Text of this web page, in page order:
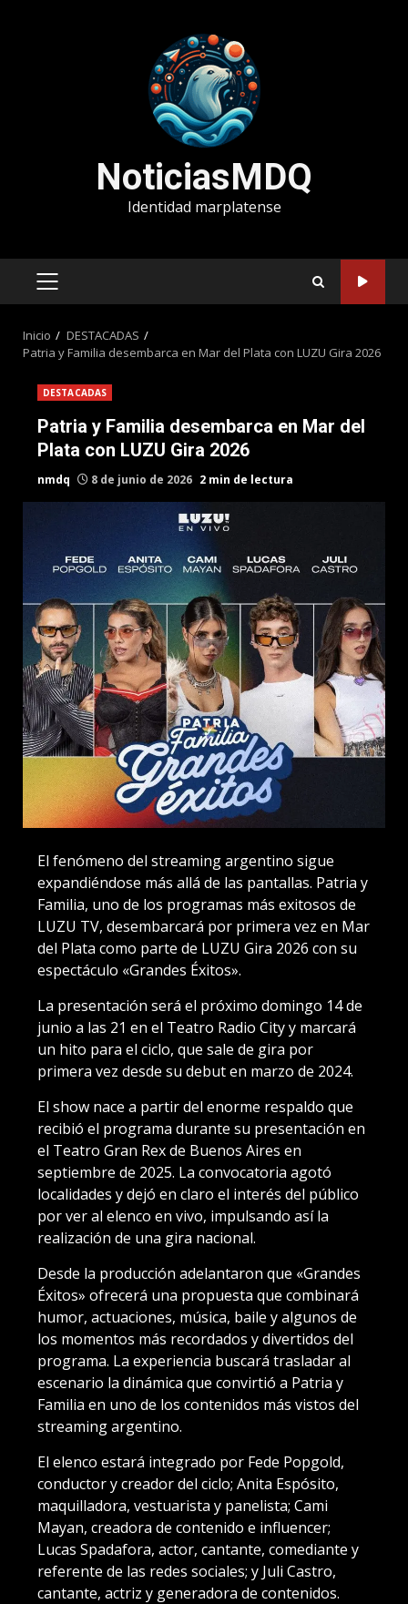
NoticiasMDQ
Identidad marplatense
MENÚ
Inicio
DESTACADAS
Patria y Familia desembarca en Mar del Plata con LUZU Gira 2026
DESTACADAS
Patria y Familia desembarca en Mar del
Plata con LUZU Gira 2026
nmdq 8 de junio de 2026 2 min de lectura
El fenómeno del streaming argentino sigue
expandiéndose más allá de las pantallas. Patria y
Familia, uno de los programas más exitosos de
LUZU TV, desembarcará por primera vez en Mar
del Plata como parte de LUZU Gira 2026 con su
espectáculo «Grandes Éxitos».
La presentación será el próximo domingo 14 de
junio a las 21 en el Teatro Radio City y marcará
un hito para el ciclo, que sale de gira por
primera vez desde su debut en marzo de 2024.
El show nace a partir del enorme respaldo que
recibió el programa durante su presentación en
el Teatro Gran Rex de Buenos Aires en
septiembre de 2025. La convocatoria agotó
localidades y dejó en claro el interés del público
por ver al elenco en vivo, impulsando así la
realización de una gira nacional.
Desde la producción adelantaron que «Grandes
Éxitos» ofrecerá una propuesta que combinará
humor, actuaciones, música, baile y algunos de
los momentos más recordados y divertidos del
programa. La experiencia buscará trasladar al
escenario la dinámica que convirtió a Patria y
Familia en uno de los contenidos más vistos del
streaming argentino.
El elenco estará integrado por Fede Popgold,
conductor y creador del ciclo; Anita Espósito,
maquilladora, vestuarista y panelista; Cami
Mayan, creadora de contenido e influencer;
Lucas Spadafora, actor, cantante, comediante y
referente de las redes sociales; y Juli Castro,
cantante, actriz y generadora de contenidos.